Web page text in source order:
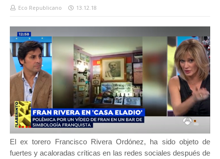
Eco Republicano 13.12.18
El ex torero Francisco Rivera Ordónez, ha sido objeto de
fuertes y acaloradas críticas en las redes sociales después de